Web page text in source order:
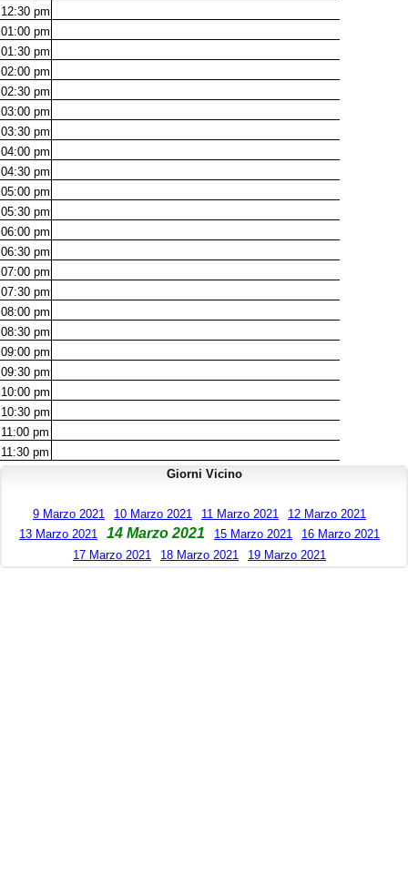
12:30 pm
01:00 pm
01:30 pm
02:00 pm
02:30 pm
03:00 pm
03:30 pm
04:00 pm
04:30 pm
05:00 pm
05:30 pm
06:00 pm
06:30 pm
07:00 pm
07:30 pm
08:00 pm
08:30 pm
09:00 pm
09:30 pm
10:00 pm
10:30 pm
11:00 pm
11:30 pm
Giorni Vicino
9 Marzo 2021 10 Marzo 2021 11 Marzo 2021
12 Marzo 2021
13 Marzo 2021
14 Marzo 2021 15 Marzo 2021
16 Marzo 2021
17 Marzo 2021
18 Marzo 2021 19 Marzo 2021